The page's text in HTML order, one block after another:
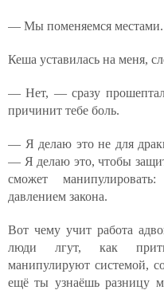
— Мы поменяемся местами.
Кеша уставилась на меня,
— Нет, — сразу
причинит тебе боль.
— Я делаю это не для
— Я делаю это, чтобы
сможет
давлением закона.
Вот чему учит работа
люди лгут, как
манипулируют системой,
ещё ты узнаёшь разницу